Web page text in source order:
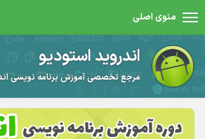
منوی اصلی
اندروید استودیو
مرجع تخصصی آموزش برنامه نویسی